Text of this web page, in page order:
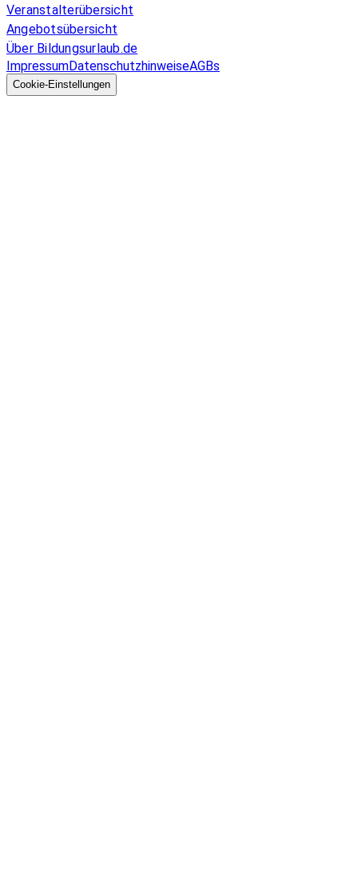
Veranstalterübersicht
Angebotsübersicht
Über Bildungsurlaub.de
ImpressumDatenschutzhinweiseAGBs
Cookie-Einstellungen